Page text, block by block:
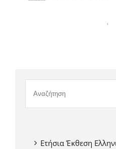
Ετήσια Έκθεση